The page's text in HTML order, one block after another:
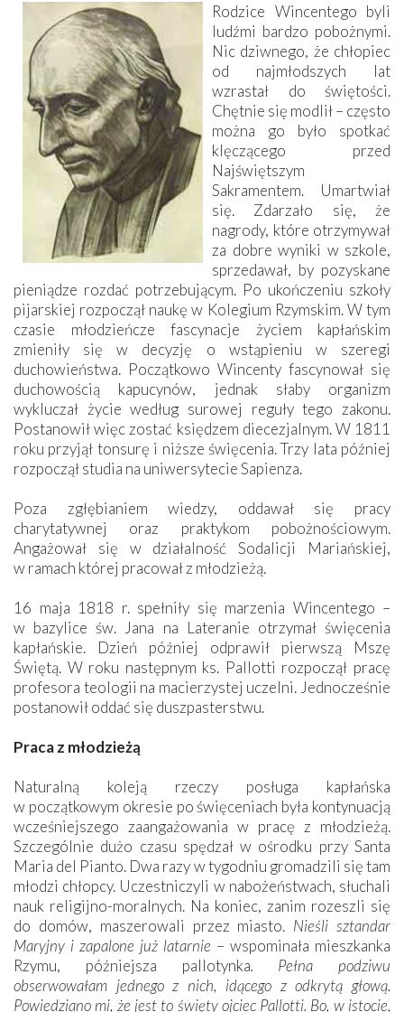
Rodzice Wincentego byli
ludźmi bardzo pobożnymi.
Nic dziwnego, że chłopiec
od najmłodszych lat
wzrastał do świętości.
Chętnie się modlił – często
można go było spotkać
klęczącego przed
Najświętszym
Sakramentem. Umartwiał
się. Zdarzało się, że
nagrody, które otrzymywał
za dobre wyniki w szkole,
sprzedawał, by pozyskane
pieniądze rozdać potrzebującym. Po ukończeniu szkoły
pijarskiej rozpoczął naukę w Kolegium Rzymskim. W tym
czasie młodzieńcze fascynacje życiem kapłańskim
zmieniły się w decyzję o wstąpieniu w szeregi
duchowieństwa. Początkowo Wincenty fascynował się
duchowością kapucynów, jednak słaby organizm
wykluczał życie według surowej reguły tego zakonu.
Postanowił więc zostać księdzem diecezjalnym. W 1811
roku przyjął tonsurę i niższe święcenia. Trzy lata później
rozpoczął studia na uniwersytecie Sapienza.
Poza zgłębianiem wiedzy, oddawał się pracy
charytatywnej oraz praktykom pobożnościowym.
Angażował się w działalność Sodalicji Mariańskiej,
w ramach której pracował z młodzieżą.
16 maja 1818 r. spełniły się marzenia Wincentego –
w bazylice św. Jana na Lateranie otrzymał święcenia
kapłańskie. Dzień później odprawił pierwszą Mszę
Świętą. W roku następnym ks. Pallotti rozpoczął pracę
profesora teologii na macierzystej uczelni. Jednocześnie
postanowił oddać się duszpasterstwu.
Praca z młodzieżą
Naturalną koleją rzeczy posługa kapłańska
w początkowym okresie po święceniach była kontynuacją
wcześniejszego zaangażowania w pracę z młodzieżą.
Szczególnie dużo czasu spędzał w ośrodku przy Santa
Maria del Pianto. Dwa razy w tygodniu gromadzili się tam
młodzi chłopcy. Uczestniczyli w nabożeństwach, słuchali
nauk religijno-moralnych. Na koniec, zanim rozeszli się
do domów, maszerowali przez miasto. Nieśli sztandar
Maryjny i zapalone już latarnie – wspominała mieszkanka
Rzymu, późniejsza pallotynka. Pełna podziwu
obserwowałam jednego z nich, idącego z odkrytą głową.
Powiedziano mi, że jest to święty ojciec Pallotti. Bo, w istocie,